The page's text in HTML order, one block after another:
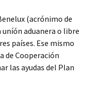
(acrónimo de
aduanera o libre
países. Ese mismo
de Cooperación
las ayudas del Plan